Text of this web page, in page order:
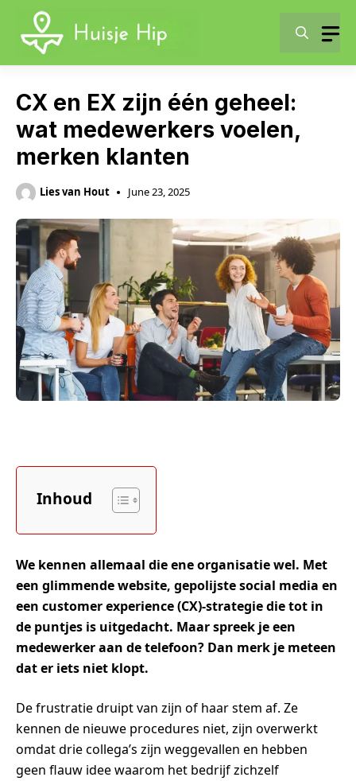
content
CX en EX zijn één geheel:
wat medewerkers voelen,
merken klanten
Lies van Hout June 23, 2025
Inhoud
We kennen allemaal die ene organisatie wel. Met
een glimmende website, gepolijste social media en
een customer experience (CX)-strategie die tot in
de puntjes is uitgedacht. Maar spreek je een
medewerker aan de telefoon? Dan merk je meteen
dat er iets niet klopt.
De frustratie druipt van zijn of haar stem af. Ze
kennen de nieuwe procedures niet, zijn overwerkt
omdat drie collega’s zijn weggevallen en hebben
geen flauw idee waarom het bedrijf zichzelf